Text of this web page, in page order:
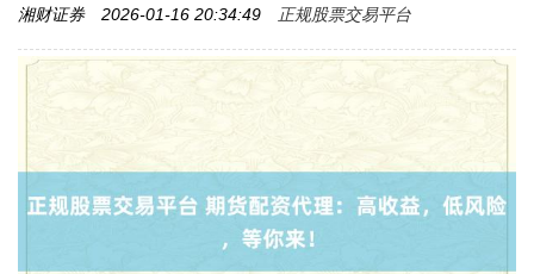
湘财证券 2026-01-16 20:34:49 正规股票交易平台